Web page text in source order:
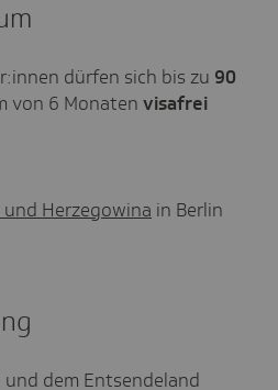
dürfen sich bis zu 90
von 6 Monaten visafrei
Herzegowina in Berlin
dem Entsendeland